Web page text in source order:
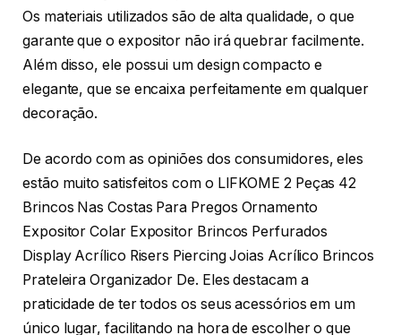
Os materiais utilizados são de alta qualidade, o que
garante que o expositor não irá quebrar facilmente.
Além disso, ele possui um design compacto e
elegante, que se encaixa perfeitamente em qualquer
decoração.
De acordo com as opiniões dos consumidores, eles
estão muito satisfeitos com o LIFKOME 2 Peças 42
Brincos Nas Costas Para Pregos Ornamento
Expositor Colar Expositor Brincos Perfurados
Display Acrílico Risers Piercing Joias Acrílico Brincos
Prateleira Organizador De. Eles destacam a
praticidade de ter todos os seus acessórios em um
único lugar, facilitando na hora de escolher o que